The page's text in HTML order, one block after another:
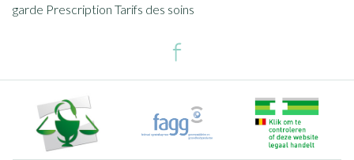
garde Prescription Tarifs des soins